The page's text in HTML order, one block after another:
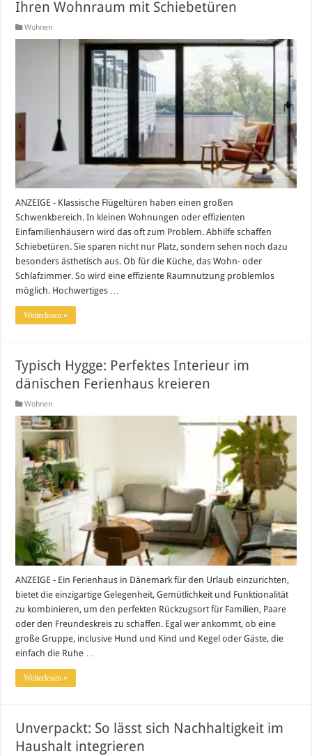
Ihren Wohnraum mit Schiebetüren
Wohnen
ANZEIGE - Klassische Flügeltüren haben einen großen
Schwenkbereich. In kleinen Wohnungen oder effizienten
Einfamilienhäusern wird das oft zum Problem. Abhilfe schaffen
Schiebetüren. Sie sparen nicht nur Platz, sondern sehen noch dazu
besonders ästhetisch aus. Ob für die Küche, das Wohn- oder
Schlafzimmer. So wird eine effiziente Raumnutzung problemlos
möglich. Hochwertiges …
Weiterlesen »
Typisch Hygge: Perfektes Interieur im
dänischen Ferienhaus kreieren
Wohnen
ANZEIGE - Ein Ferienhaus in Dänemark für den Urlaub einzurichten,
bietet die einzigartige Gelegenheit, Gemütlichkeit und Funktionalität
zu kombinieren, um den perfekten Rückzugsort für Familien, Paare
oder den Freundeskreis zu schaffen. Egal wer ankommt, ob eine
große Gruppe, inclusive Hund und Kind und Kegel oder Gäste, die
einfach die Ruhe …
Weiterlesen »
Unverpackt: So lässt sich Nachhaltigkeit im
Haushalt integrieren